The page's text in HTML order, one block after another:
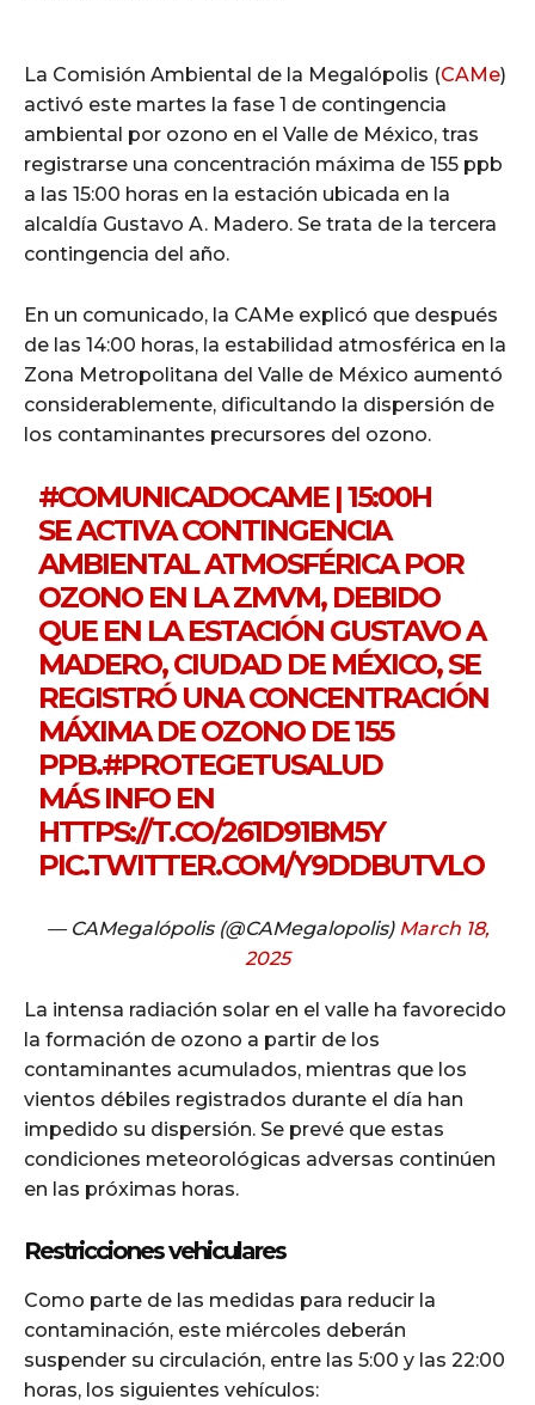
La Comisión Ambiental de la Megalópolis (CAMe)
activó este martes la fase 1 de contingencia
ambiental por ozono en el Valle de México, tras
registrarse una concentración máxima de 155 ppb
a las 15:00 horas en la estación ubicada en la
alcaldía Gustavo A. Madero. Se trata de la tercera
contingencia del año.
En un comunicado, la CAMe explicó que después
de las 14:00 horas, la estabilidad atmosférica en la
Zona Metropolitana del Valle de México aumentó
considerablemente, dificultando la dispersión de
los contaminantes precursores del ozono.
#COMUNICADOCAME| 15:00H
SE ACTIVA CONTINGENCIA
AMBIENTAL ATMOSFÉRICA POR
OZONO EN LA ZMVM, DEBIDO
QUE EN LA ESTACIÓN GUSTAVO A
MADERO, CIUDAD DE MÉXICO, SE
REGISTRÓ UNA CONCENTRACIÓN
MÁXIMA DE OZONO DE 155
PPB.#PROTEGETUSALUD
MÁS INFO EN
HTTPS://T.CO/261D91BM5Y
PIC.TWITTER.COM/Y9DDBUTVLO
— CAMegalópolis (@CAMegalopolis) March 18,
2025
La intensa radiación solar en el valle ha favorecido
la formación de ozono a partir de los
contaminantes acumulados, mientras que los
vientos débiles registrados durante el día han
impedido su dispersión. Se prevé que estas
condiciones meteorológicas adversas continúen
en las próximas horas.
Restricciones vehiculares
Como parte de las medidas para reducir la
contaminación, este miércoles deberán
suspender su circulación, entre las 5:00 y las 22:00
horas, los siguientes vehículos: